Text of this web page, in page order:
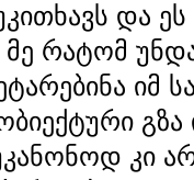
და
რატომ
იმ
კი